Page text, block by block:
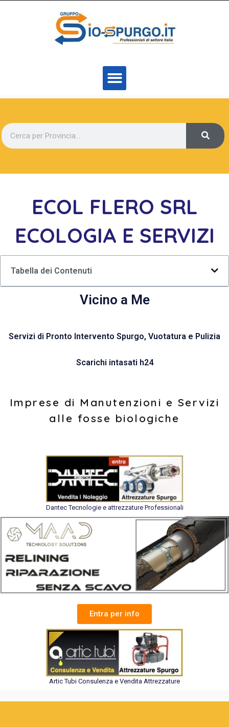
ECOL FLERO SRL
ECOLOGIA E SERVIZI
Tabella dei Contenuti
Vicino a Me
Servizi di Pronto Intervento Spurgo, Vuotatura e Pulizia
Scarichi intasati h24
Imprese di Manutenzioni e Servizi
alle fosse biologiche
Dantec Tecnologie e attrezzature Professionali
Entra per info
Artic Tubi Consulenza e Vendita Attrezzature